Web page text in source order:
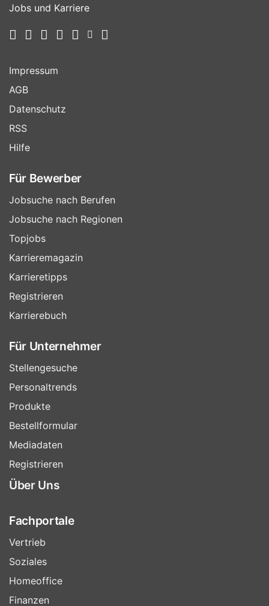
Jobs und Karriere
Impressum
AGB
Datenschutz
RSS
Hilfe
Für Bewerber
Jobsuche nach Berufen
Jobsuche nach Regionen
Topjobs
Karrieremagazin
Karrieretipps
Registrieren
Karrierebuch
Für Unternehmer
Stellengesuche
Personaltrends
Produkte
Bestellformular
Mediadaten
Registrieren
Über Uns
Fachportale
Vertrieb
Soziales
Homeoffice
Finanzen